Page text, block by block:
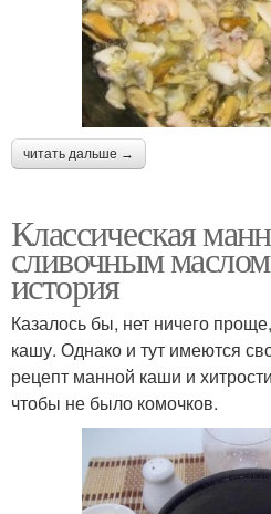
читать дальше →
Классическая
сливочным
история
Казалось бы, нет ничего
кашу. Однако и тут имеются
рецепт манной каши и
чтобы не было комочков.